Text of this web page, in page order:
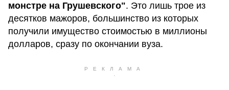
монстре на Грушевского". Это лишь трое из
десятков мажоров, большинство из которых
получили имущество стоимостью в миллионы
долларов, сразу по окончании вуза.